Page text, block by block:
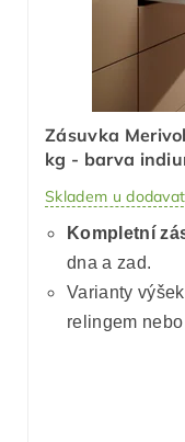
Zásuvka
kg - barva
Skladem u
Kompletní
dna a zad.
Varianty
relingem